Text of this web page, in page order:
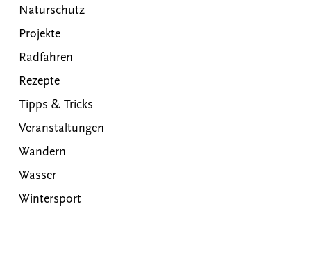
Naturschutz
Projekte
Radfahren
Rezepte
Tipps & Tricks
Veranstaltungen
Wandern
Wasser
Wintersport